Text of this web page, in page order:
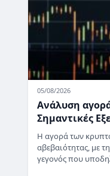
05/08/2026
Ανάλυση
Σημαντικές
Η αγορά των
αβεβαιότητας, με
γεγονός που